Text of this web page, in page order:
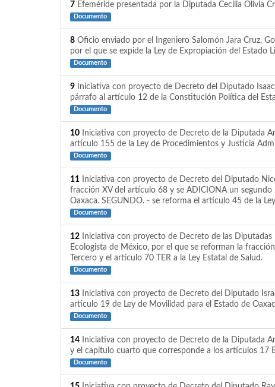
7 Efeméride presentada por la Diputada Cecilia Olivia
Documento
8 Oficio enviado por el Ingeniero Salomón Jara Cruz,
por el que se expide la Ley de Expropiación del Estado
Documento
9 Iniciativa con proyecto de Decreto del Diputado
párrafo al artículo 12 de la Constitución Política del
Documento
10 Iniciativa con proyecto de Decreto de la Diputada
artículo 155 de la Ley de Procedimientos y Justicia
Documento
11 Iniciativa con proyecto de Decreto del Diputado
fracción XV del artículo 68 y se ADICIONA un
Oaxaca. SEGUNDO. - se reforma el artículo 45 de la
Documento
12 Iniciativa con proyecto de Decreto de las Diputadas
Ecologista de México, por el que se reforman la
Tercero y el artículo 70 TER a la Ley Estatal de Salud.
Documento
13 Iniciativa con proyecto de Decreto del Diputado
artículo 19 de Ley de Movilidad para el Estado de
Documento
14 Iniciativa con proyecto de Decreto de la Diputada
y el capítulo cuarto que corresponde a los artículos 17
Documento